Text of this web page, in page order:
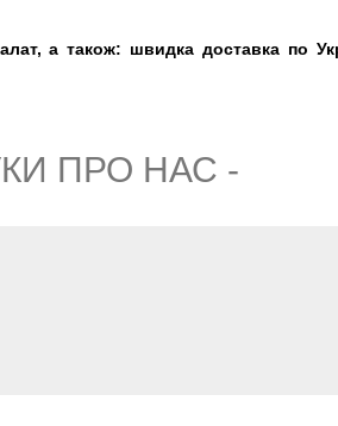
а також: швидка доставка по
ПРО НАС -